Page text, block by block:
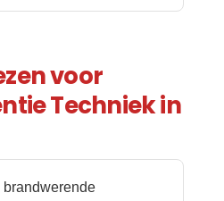
voor
Techniek in